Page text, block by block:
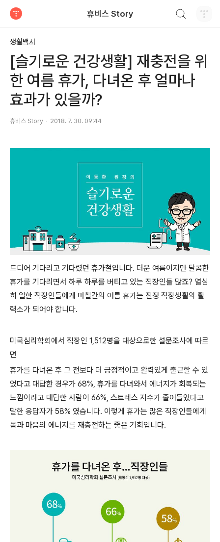
휴비스 Story
생활백서
[슬기로운 건강생활] 재충전을 위
한 여름 휴가, 다녀온 후 얼마나
효과가 있을까?
휴비스 Story 2018. 7. 30. 09:44
드디어 기다리고 기다렸던 휴가철입니다. 더운 여름이지만 달콤한
휴가를 기다리면서 하루 하루를 버티고 있는 직장인들 많죠? 열심
히 일한 직장인들에게 며칠간의 여름 휴가는 진정 직장생활의 활
력소가 되어야 합니다.
미국심리학회에서 직장인 1,512명을 대상으로한 설문조사에 따르
면
휴가를 다녀온 후 그 전보다 더 긍정적이고 활력있게 출근할 수 있
었다고 대답한 경우가 68%, 휴가를 다녀와서 에너지가 회복되는
느낌이라고 대답한 사람이 66%, 스트레스 지수가 줄어들었다고
말한 응답자가 58% 였습니다. 이렇게 휴가는 많은 직장인들에게
몸과 마음의 에너지를 재충전하는 좋은 기회입니다.